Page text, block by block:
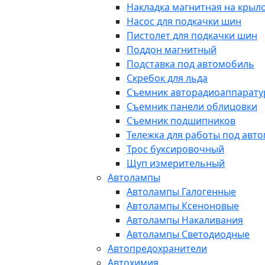
Накладка магнитная на
Насос для подкачки шин
Пистолет для подкачки шин
Поддон магнитный
Подставка под автомобиль
Скребок для льда
Съемник
Съемник панели облицовки
Съемник подшипников
Тележка для работы под
Трос буксировочный
Щуп измерительный
Автолампы
Автолампы Галогенные
Автолампы Ксеноновые
Автолампы Накаливания
Автолампы Светодиодные
Автопредохранители